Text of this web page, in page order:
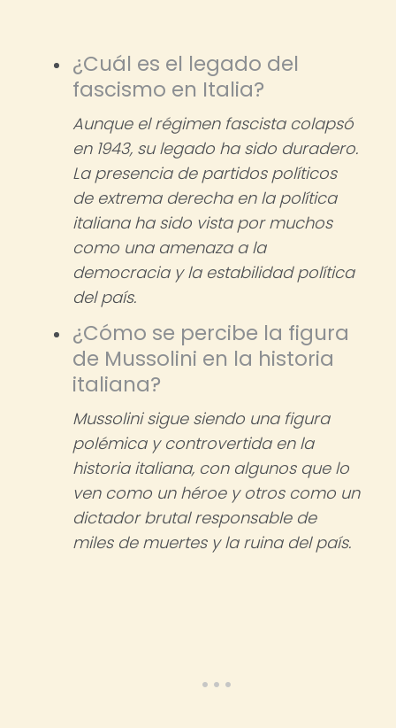
¿Cuál es el legado del
fascismo en Italia?
Aunque el régimen fascista colapsó
en 1943, su legado ha sido duradero.
La presencia de partidos políticos
de extrema derecha en la política
italiana ha sido vista por muchos
como una amenaza a la
democracia y la estabilidad política
del país.
¿Cómo se percibe la figura
de Mussolini en la historia
italiana?
Mussolini sigue siendo una figura
polémica y controvertida en la
historia italiana, con algunos que lo
ven como un héroe y otros como un
dictador brutal responsable de
miles de muertes y la ruina del país.